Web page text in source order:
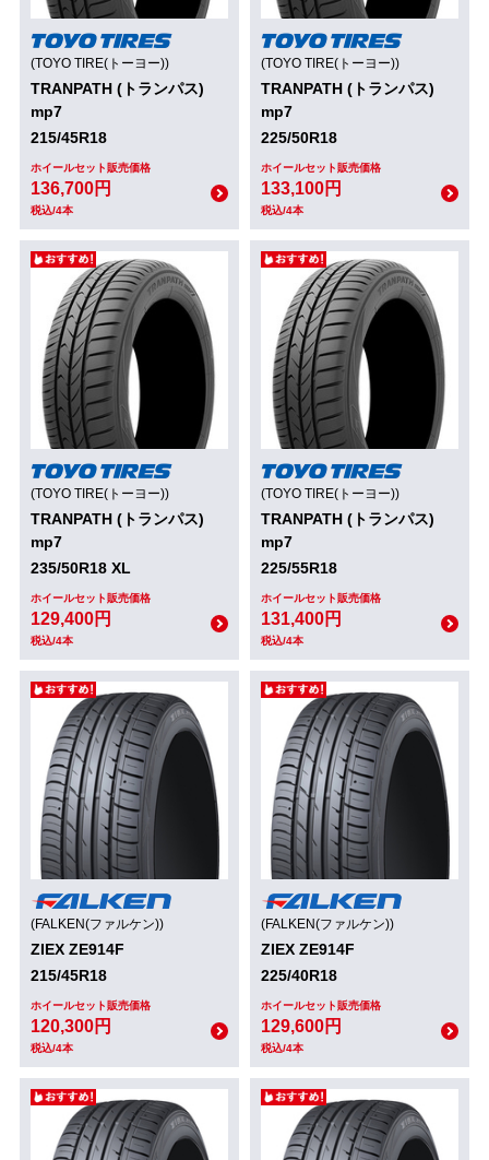
(TOYO TIRE(トーヨー))
TRANPATH (トランパス)
mp7
215/45R18
ホイールセット販売価格
136,700円
税込/4本
(TOYO TIRE(トーヨー))
TRANPATH (トランパス)
mp7
225/50R18
ホイールセット販売価格
133,100円
税込/4本
(TOYO TIRE(トーヨー))
TRANPATH (トランパス)
mp7
235/50R18 XL
ホイールセット販売価格
129,400円
税込/4本
(TOYO TIRE(トーヨー))
TRANPATH (トランパス)
mp7
225/55R18
ホイールセット販売価格
131,400円
税込/4本
(FALKEN(ファルケン))
ZIEX ZE914F
215/45R18
ホイールセット販売価格
120,300円
税込/4本
(FALKEN(ファルケン))
ZIEX ZE914F
225/40R18
ホイールセット販売価格
129,600円
税込/4本